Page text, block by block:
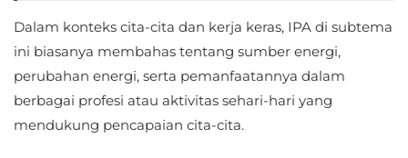
Dalam konteks cita-cita dan kerja keras, IPA di subtema
ini biasanya membahas tentang sumber energi,
perubahan energi, serta pemanfaatannya dalam
berbagai profesi atau aktivitas sehari-hari yang
mendukung pencapaian cita-cita.